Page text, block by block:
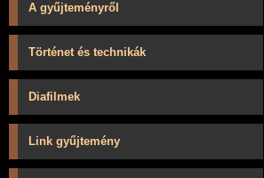
A gyűjteményről
Történet és technikák
Diafilmek
Link gyűjtemény